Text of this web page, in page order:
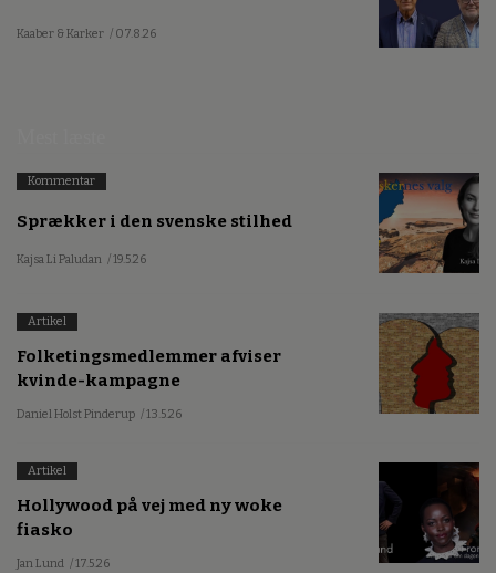
Kaaber & Karker / 07.8.26
Kommentar
Sprækker i den svenske stilhed
Kajsa Li Paludan / 19.5.26
Artikel
Folketingsmedlemmer afviser
kvinde-kampagne
Daniel Holst Pinderup / 13.5.26
Artikel
Hollywood på vej med ny woke
fiasko
Jan Lund / 17.5.26